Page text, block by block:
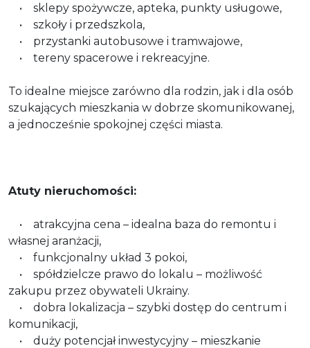
• sklepy spożywcze, apteka, punkty usługowe,
• szkoły i przedszkola,
• przystanki autobusowe i tramwajowe,
• tereny spacerowe i rekreacyjne.
To idealne miejsce zarówno dla rodzin, jak i dla osób
szukających mieszkania w dobrze skomunikowanej,
a jednocześnie spokojnej części miasta.
Atuty nieruchomości:
• atrakcyjna cena – idealna baza do remontu i
własnej aranżacji,
• funkcjonalny układ 3 pokoi,
• spółdzielcze prawo do lokalu – możliwość
zakupu przez obywateli Ukrainy.
• dobra lokalizacja – szybki dostęp do centrum i
komunikacji,
• duży potencjał inwestycyjny – mieszkanie